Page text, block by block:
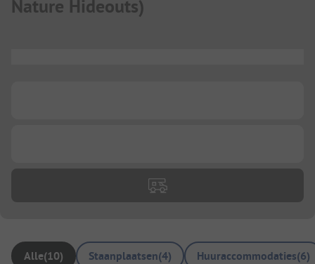
Nature Hideouts)
Alle(10) Staanplaatsen(4) Huuraccommodaties(6)